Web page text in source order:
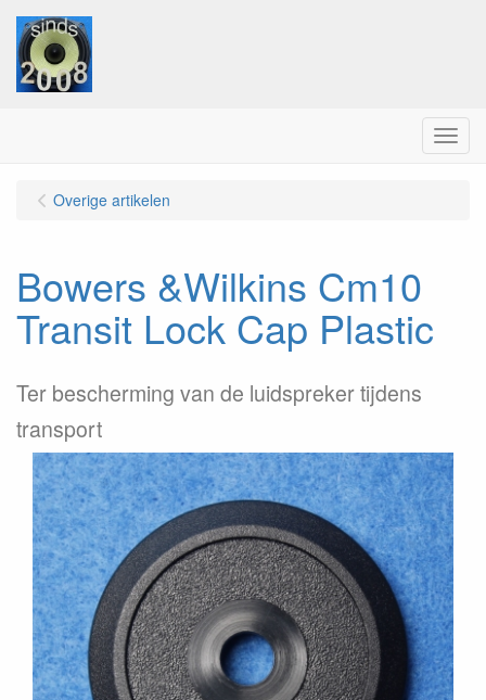
Menu
Overige artikelen
Bowers &Wilkins Cm10
Transit Lock Cap Plastic
Ter bescherming van de luidspreker tijdens
transport